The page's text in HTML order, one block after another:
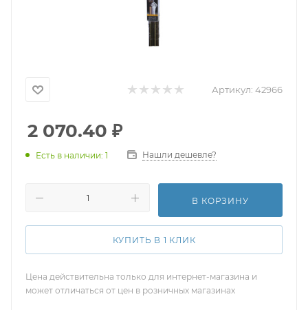
Артикул: 42966
2 070.40 ₽
Есть в наличии: 1 Нашли дешевле?
В КОРЗИНУ
КУПИТЬ В 1 КЛИК
Цена действительна только для интернет-магазина и
может отличаться от цен в розничных магазинах